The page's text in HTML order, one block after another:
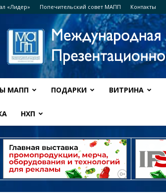
«Лидер» Попечительский совет МАПП Контакты
МАПП ПОДАРКИ ВИТРИНА
НХП